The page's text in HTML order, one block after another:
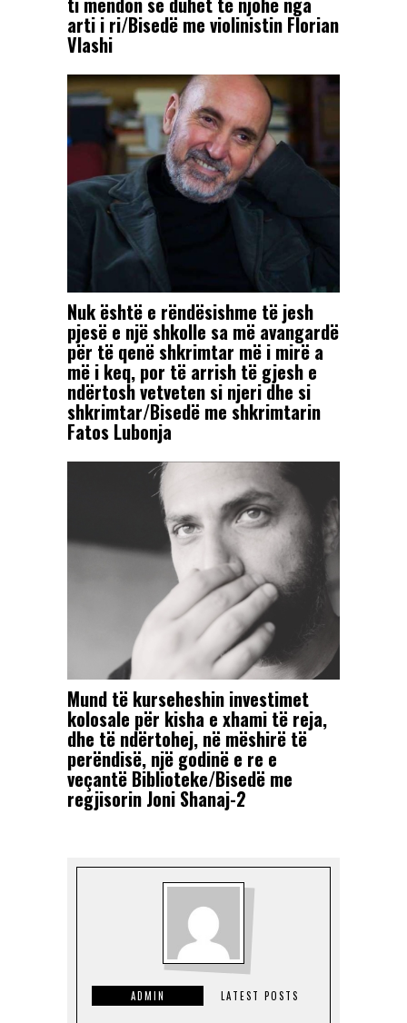
arti i ri/Bisedë me violinistin Florian
Vlashi
Nuk është e rëndësishme të jesh
pjesë e një shkolle sa më avangardë
për të qenë shkrimtar më i mirë a
më i keq, por të arrish të gjesh e
ndërtosh vetveten si njeri dhe si
shkrimtar/Bisedë me shkrimtarin
Fatos Lubonja
Mund të kurseheshin investimet
kolosale për kisha e xhami të reja,
dhe të ndërtohej, në mëshirë të
perëndisë, një godinë e re e
veçantë Biblioteke/Bisedë me
regjisorin Joni Shanaj-2
ADMIN LATEST POSTS